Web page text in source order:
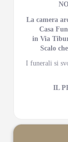
La camera
Casa
in Via
Scalo
I funerali si
IL